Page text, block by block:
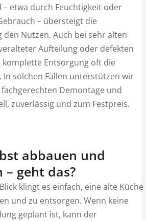
etwa durch Feuchtigkeit oder
– übersteigt die
den Nutzen. Auch bei sehr alten
Aufteilung oder defekten
komplette Entsorgung oft die
In solchen Fällen unterstützen wir
Demontage und
zuverlässig und zum Festpreis.
abbauen und
– geht das?
klingt es einfach, eine alte Küche
und zu entsorgen. Wenn keine
geplant ist, kann der